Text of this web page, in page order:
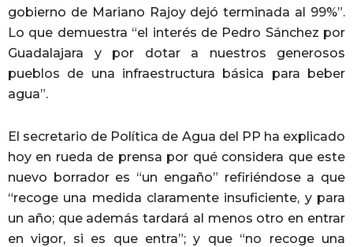
gobierno de Mariano Rajoy dejó terminada al 99%”.
Lo que demuestra “el interés de Pedro Sánchez por
Guadalajara y por dotar a nuestros generosos
pueblos de una infraestructura básica para beber
agua”.
El secretario de Política de Agua del PP ha explicado
hoy en rueda de prensa por qué considera que este
nuevo borrador es “un engaño” refiriéndose a que
“recoge una medida claramente insuficiente, y para
un año; que además tardará al menos otro en entrar
en vigor, si es que entra”; y que “no recoge una